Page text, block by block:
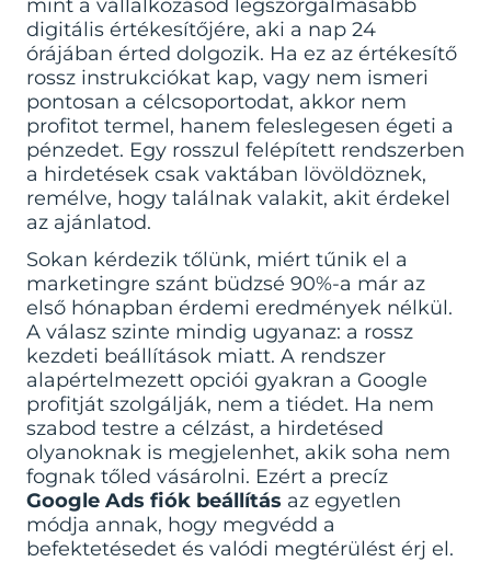
mint a vállalkozásod legszorgalmasabb
digitális értékesítőjére, aki a nap 24
órájában érted dolgozik. Ha ez az értékesítő
rossz instrukciókat kap, vagy nem ismeri
pontosan a célcsoportodat, akkor nem
profitot termel, hanem feleslegesen égeti a
pénzedet. Egy rosszul felépített rendszerben
a hirdetések csak vaktában lövöldöznek,
remélve, hogy találnak valakit, akit érdekel
az ajánlatod.
Sokan kérdezik tőlünk, miért tűnik el a
marketingre szánt büdzsé 90%-a már az
első hónapban érdemi eredmények nélkül.
A válasz szinte mindig ugyanaz: a rossz
kezdeti beállítások miatt. A rendszer
alapértelmezett opciói gyakran a Google
profitját szolgálják, nem a tiédet. Ha nem
szabod testre a célzást, a hirdetésed
olyanoknak is megjelenhet, akik soha nem
fognak tőled vásárolni. Ezért a precíz
Google Ads fiók beállítás az egyetlen
módja annak, hogy megvédd a
befektetésedet és valódi megtérülést érj el.